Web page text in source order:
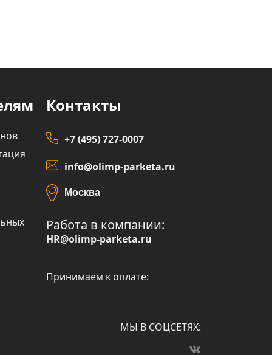
Контакты
+7 (495) 727-0007
info@olimp-parketa.ru
Москва
Работа в компании:
HR@olimp-parketa.ru
Принимаем к оплате:
МЫ В СОЦСЕТЯХ: